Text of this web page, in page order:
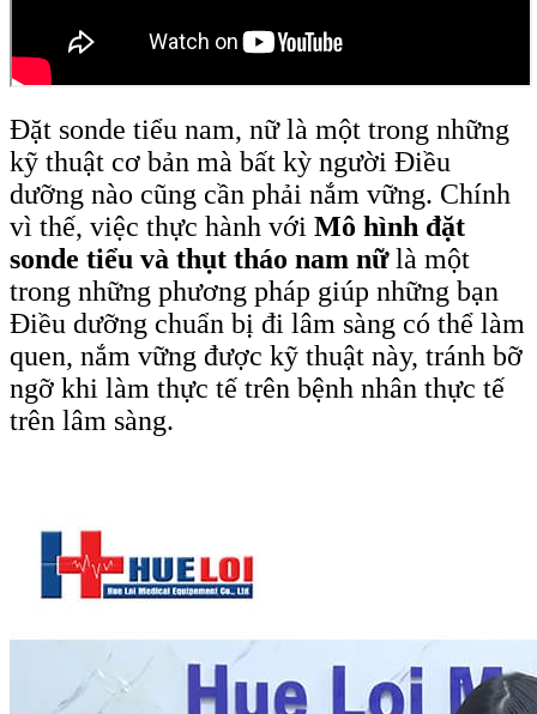
Đặt sonde tiểu nam, nữ là một trong những
kỹ thuật cơ bản mà bất kỳ người Điều
dưỡng nào cũng cần phải nắm vững. Chính
vì thế, việc thực hành với Mô hình đặt
sonde tiểu và thụt tháo nam nữlà một
trong những phương pháp giúp những bạn
Điều dưỡng chuẩn bị đi lâm sàng có thể làm
quen, nắm vững được kỹ thuật này, tránh bỡ
ngỡ khi làm thực tế trên bệnh nhân thực tế
trên lâm sàng.